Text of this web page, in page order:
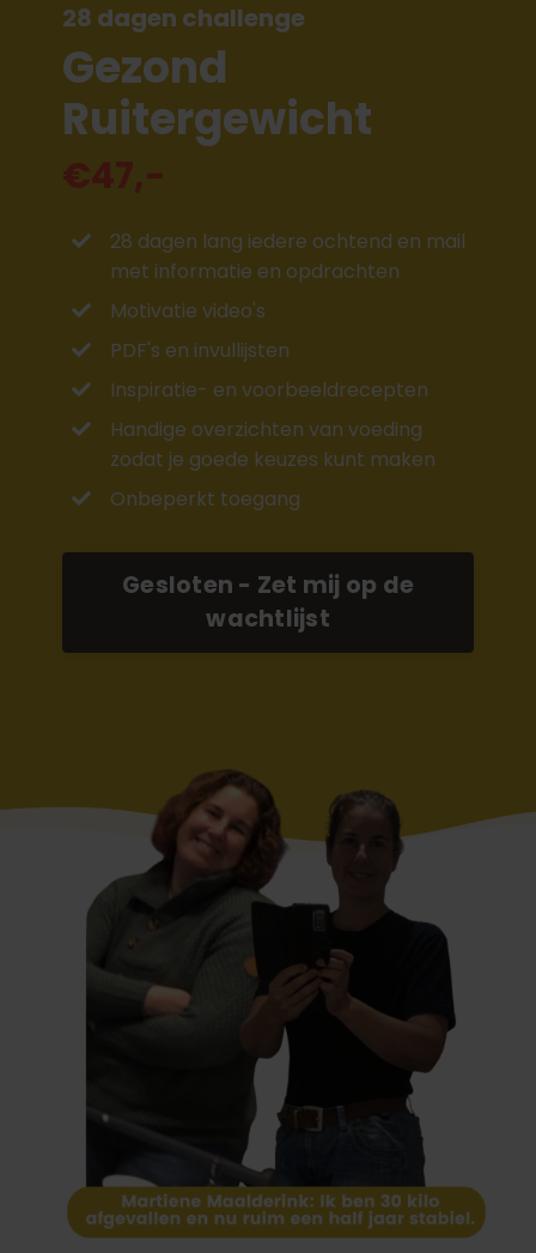
28 dagen challenge
Gezond
Ruitergewicht
€47,-
28 dagen lang iedere ochtend en mail
met informatie en opdrachten
Motivatie video's
PDF's en invullijsten
Inspiratie- en voorbeeldrecepten
Handige overzichten van voeding
zodat je goede keuzes kunt maken
Onbeperkt toegang
Gesloten - Zet mij op de
wachtlijst